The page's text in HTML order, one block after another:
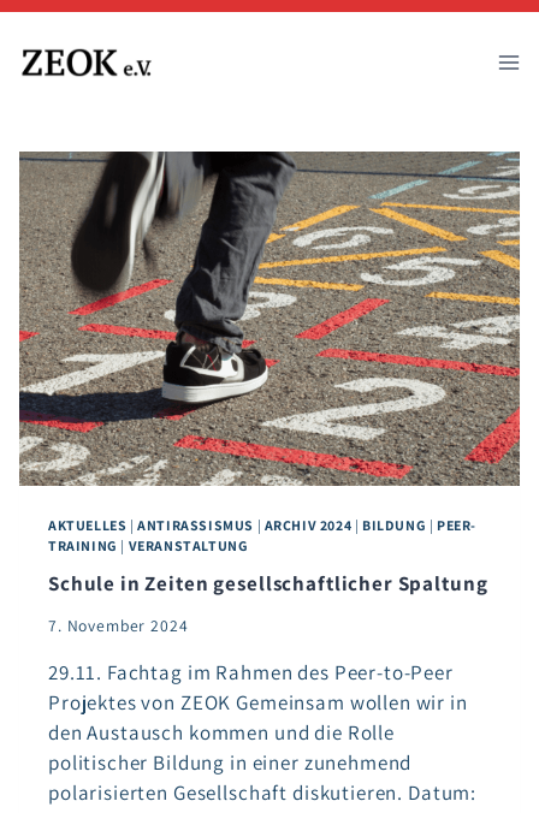
Zum
Inhalt
springen
AKTUELLES |ANTIRASSISMUS | ARCHIV 2024 | BILDUNG | PEER-
TRAINING | VERANSTALTUNG
Schule in Zeiten gesellschaftlicher Spaltung
7. November 2024
29.11. Fachtag im Rahmen des Peer-to-Peer
Projektes von ZEOK Gemeinsam wollen wir in
den Austausch kommen und die Rolle
politischer Bildung in einer zunehmend
polarisierten Gesellschaft diskutieren. Datum: